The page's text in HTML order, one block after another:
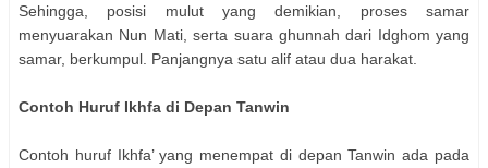
Sehingga, posisi mulut yang demikian, proses samar
menyuarakan Nun Mati, serta suara ghunnah dari Idghom yang
samar, berkumpul. Panjangnya satu alif atau dua harakat.
Contoh Huruf Ikhfa di Depan Tanwin
Contoh huruf Ikhfa’ yang menempat di depan Tanwin ada pada